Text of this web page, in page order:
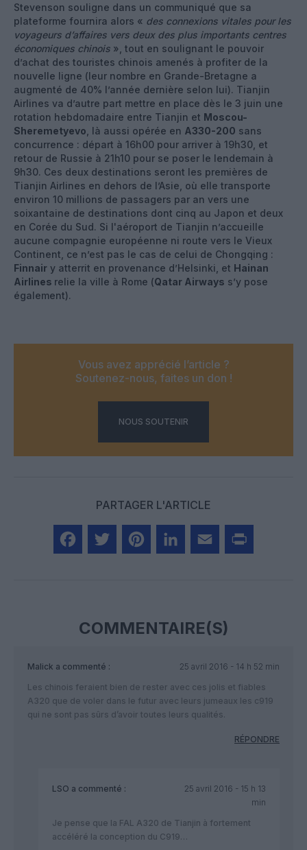
Stevenson souligne dans un communiqué que sa
plateforme fournira alors « des connexions vitales pour les
voyageurs d’affaires vers deux des plus importants centres
économiques chinois », tout en soulignant le pouvoir
d’achat des touristes chinois amenés à profiter de la
nouvelle ligne (leur nombre en Grande-Bretagne a
augmenté de 40% l’année dernière selon lui). Tianjin
Airlines va d’autre part mettre en place dès le 3 juin une
rotation hebdomadaire entre Tianjin et Moscou-
Sheremetyevo , là aussi opérée en A330-200 sans
concurrence : départ à 16h00 pour arriver à 19h30, et
retour de Russie à 21h10 pour se poser le lendemain à
9h30. Ces deux destinations seront les premières de
Tianjin Airlines en dehors de l’Asie, où elle transporte
environ 10 millions de passagers par an vers une
soixantaine de destinations dont cinq au Japon et deux
en Corée du Sud. Si l'aéroport de Tianjin n’accueille
aucune compagnie européenne ni route vers le Vieux
Continent, ce n’est pas le cas de celui de Chongqing :
Finnair y atterrit en provenance d’Helsinki, et Hainan
Airlines relie la ville à Rome (Qatar Airways s’y pose
également).
Vous avez apprécié l’article ?
Soutenez-nous, faites un don !
NOUS SOUTENIR
PARTAGER L'ARTICLE
COMMENTAIRE(S)
Malick a commenté :
25 avril 2016 - 14 h 52 min
Les chinois feraient bien de rester avec ces jolis et fiables
A320 que de voler dans le futur avec leurs jumeaux les c919
qui ne sont pas sûrs d’avoir toutes leurs qualités.
RÉPONDRE
LSO a commenté :
25 avril 2016 - 15 h 13
min
Je pense que la FAL A320 de Tianjin à fortement
accéléré la conception du C919…